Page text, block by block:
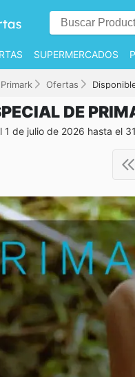
SUPERMERCADOS
Ofertas
DE
1 de julio de 2026 hasta el